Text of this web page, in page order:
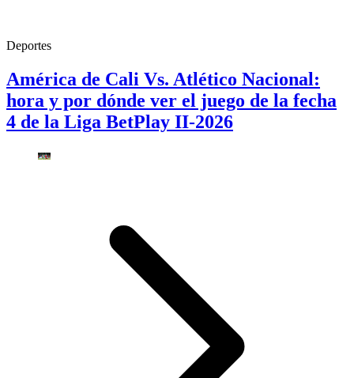
Deportes
América de Cali Vs. Atlético Nacional:
hora y por dónde ver el juego de la fecha
4 de la Liga BetPlay II-2026